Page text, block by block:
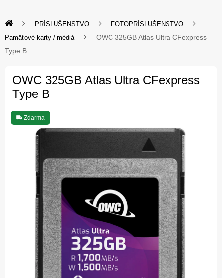
PRÍSLUŠENSTVO
FOTOPRÍSLUŠENSTVO
Pamäťové karty / médiá
OWC 325GB Atlas Ultra CFexpress
Type B
OWC 325GB Atlas Ultra CFexpress
Type B
Zdarma